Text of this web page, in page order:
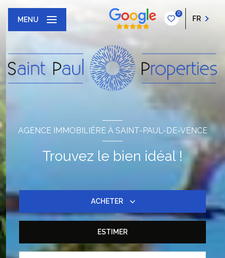
0
FR
MENU
AGENCE IMMOBILIÈRE À SAINT-PAUL-DE-VENCE
Trouvez le bien idéal !
ACHETER
ESTIMER